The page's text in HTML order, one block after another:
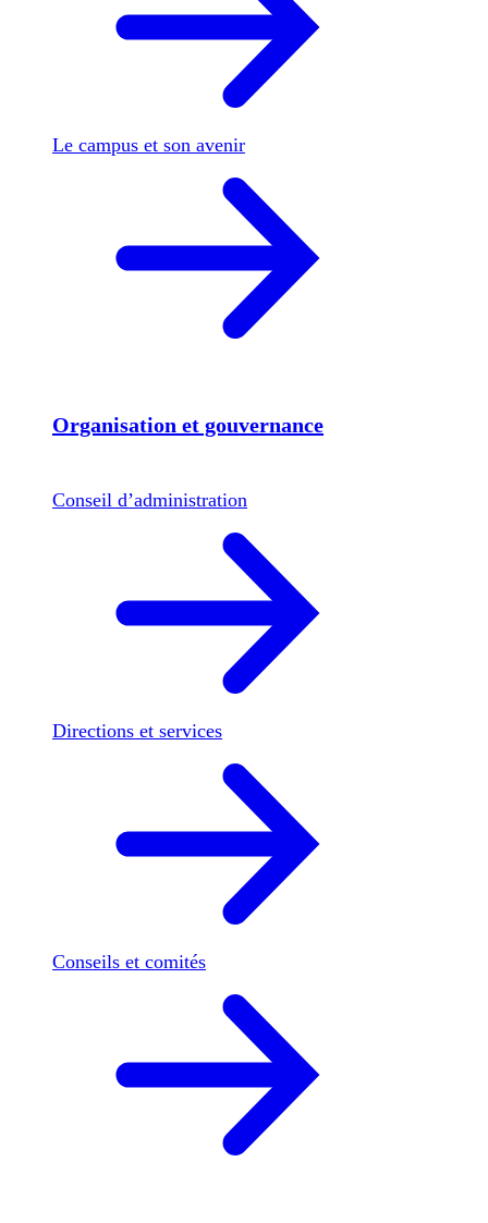
Le campus et son avenir
Organisation et gouvernance
Conseil d’administration
Directions et services
Conseils et comités